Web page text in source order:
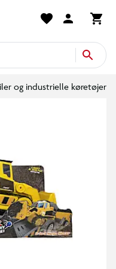
og industrielle køretøjer